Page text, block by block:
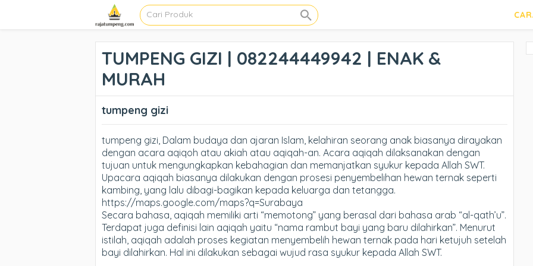
TUMPENG GIZI | 082244449942 | ENAK &
MURAH
tumpeng gizi
tumpeng gizi, Dalam budaya dan ajaran Islam, kelahiran seorang anak biasanya dirayakan
dengan acara aqiqoh atau akiah atau aqiqah-an. Acara aqiqah dilaksanakan dengan
tujuan untuk mengungkapkan kebahagian dan memanjatkan syukur kepada Allah SWT.
Upacara aqiqah biasanya dilakukan dengan prosesi penyembelihan hewan ternak seperti
kambing, yang lalu dibagi-bagikan kepada keluarga dan tetangga.
https://maps.google.com/maps?q=Surabaya
Secara bahasa, aqiqah memiliki arti “memotong” yang berasal dari bahasa arab “al-qath’u”.
Terdapat juga definisi lain aqiqah yaitu “nama rambut bayi yang baru dilahirkan”. Menurut
istilah, aqiqah adalah proses kegiatan menyembelih hewan ternak pada hari ketujuh setelah
bayi dilahirkan. Hal ini dilakukan sebagai wujud rasa syukur kepada Allah SWT.